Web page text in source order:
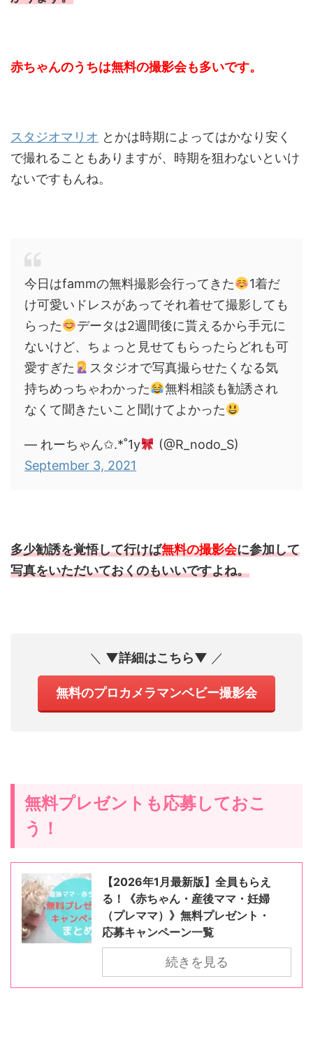
赤ちゃんのうちは無料の撮影会も多いです。
スタジオマリオ とかは時期によってはかなり安く
で撮れることもありますが、時期を狙わないといけ
ないですもんね。
今日はfammの無料撮影会行ってきた
1着だ
け可愛いドレスがあってそれ着せて撮影しても
らった
データは2週間後に貰えるから手元に
ないけど、ちょっと見せてもらったらどれも可
愛すぎた
スタジオで写真撮らせたくなる気
持ちめっちゃわかった
無料相談も勧誘され
なくて聞きたいこと聞けてよかった
— れーちゃん✩.*˚1y
(@R_nodo_S)
September 3, 2021
多少勧誘を覚悟して行けば無料の撮影会に参加して
写真をいただいておくのもいいですよね。
＼ ▼詳細はこちら▼ ／
無料のプロカメラマンベビー撮影会
無料プレゼントも応募しておこ
う！
【2026年1月最新版】全員もらえ
る！《赤ちゃん・産後ママ・妊婦
（プレママ）》無料プレゼント・
応募キャンペーン一覧
続きを見る